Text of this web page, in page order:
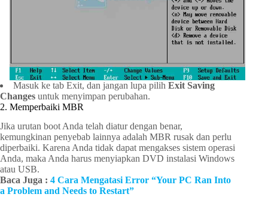
Masuk ke tab Exit, dan jangan lupa pilih Exit Saving
Changes untuk menyimpan perubahan.
2. Memperbaiki MBR
Jika urutan boot Anda telah diatur dengan benar,
kemungkinan penyebab lainnya adalah MBR rusak dan perlu
diperbaiki. Karena Anda tidak dapat mengakses sistem operasi
Anda, maka Anda harus menyiapkan DVD instalasi Windows
atau USB.
Baca Juga : 4 Cara Mengatasi Error “Your PC Ran Into
a Problem and Needs to Restart”